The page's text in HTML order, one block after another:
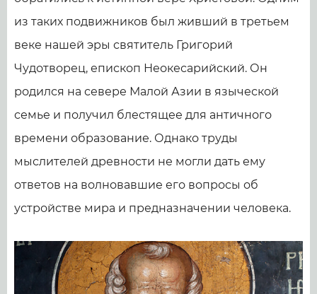
из таких подвижников был живший в третьем
веке нашей эры святитель Григорий
Чудотворец, епископ Неокесарийский. Он
родился на севере Малой Азии в языческой
семье и получил блестящее для античного
времени образование. Однако труды
мыслителей древности не могли дать ему
ответов на волновавшие его вопросы об
устройстве мира и предназначении человека.